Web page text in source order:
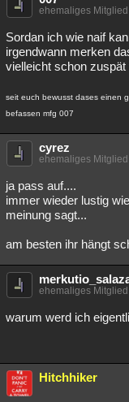
ehemaliges Mitglied
Sordan ich wie naif
irgendwann merken
vielleicht schon zuspät
seit euch bewusst dases einen
befassen mfg 007
cyrez
ehemaliges Mitglied
ja pass auf....
immer wieder lustig
meinung sagt...
am besten ihr hängt
ehemaliges Mitglied
warum werd ich
Hitchhiker